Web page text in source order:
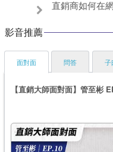
直銷商如何在
影音推薦
面對面
【直銷大師面對面】管至彬
問答 子